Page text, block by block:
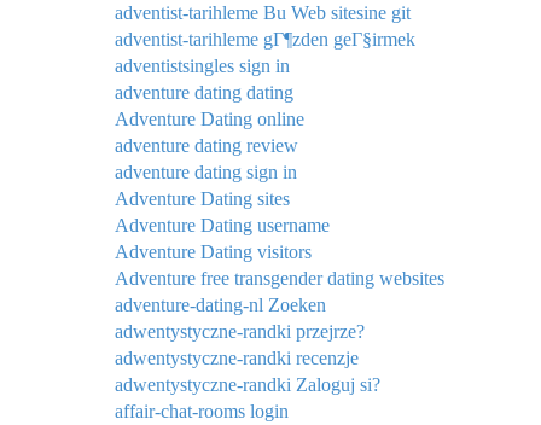
adventist-tarihleme Bu Web sitesine git
adventist-tarihleme gГ¶zden geГ§irmek
adventistsingles sign in
adventure dating dating
Adventure Dating online
adventure dating review
adventure dating sign in
Adventure Dating sites
Adventure Dating username
Adventure Dating visitors
Adventure free transgender dating websites
adventure-dating-nl Zoeken
adwentystyczne-randki przejrze?
adwentystyczne-randki recenzje
adwentystyczne-randki Zaloguj si?
affair-chat-rooms login